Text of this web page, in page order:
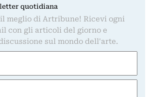
quotidiana
meglio di Artribune! Ricevi ogni
con gli articoli del giorno e
sul mondo dell'arte.